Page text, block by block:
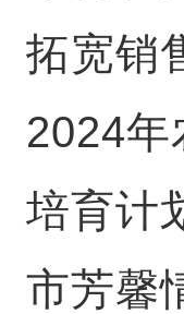
拓宽销
2024年
培育计
市芳馨